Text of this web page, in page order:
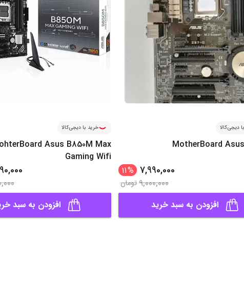
دیجی‌کالا
MotherBoard
7,990,000
%
11
9,000,000تومان
افزودن به سبد خرید
خرید با دیجی‌کالا
Asus B850M Max
Gaming Wifi
افزودن به سبد